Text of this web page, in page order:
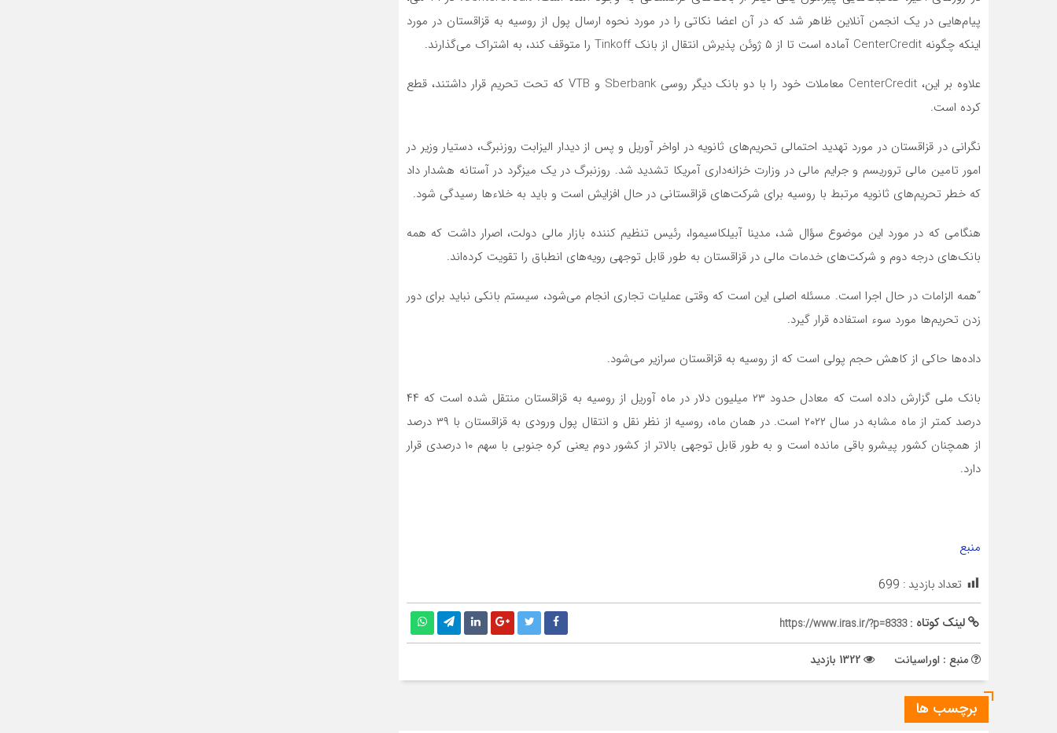
پیام‌هایی در یک انجمن آنلاین ظاهر شد که در آن اعضا نکاتی را در مورد نحوه ارسال پول از روسیه به قزاقستان در مورد
اینکه چگونه CenterCredit آماده است تا از ۵ ژوئن پذیرش انتقال از بانک Tinkoff را متوقف کند، به اشتراک می‌گذارند.
علاوه بر این، CenterCredit معاملات خود را با دو بانک دیگر روسی Sberbank و VTB که تحت تحریم قرار داشتند، قطع
کرده است.
نگرانی در قزاقستان در مورد تهدید احتمالی تحریم‌های ثانویه در اواخر آوریل و پس از دیدار الیزابت روزنبرگ، دستیار وزیر در
امور تامین مالی تروریسم و جرایم مالی در وزارت خزانه‌داری آمریکا تشدید شد. روزنبرگ در یک میزگرد در آستانه هشدار داد
که خطر تحریم‌های ثانویه مرتبط با روسیه برای شرکت‌های قزاقستانی در حال افزایش است و باید به خلاءها رسیدگی شود.
هنگامی که در مورد این موضوع سؤال شد، مدینا آبیلکاسیموا، رئیس تنظیم کننده بازار مالی دولت، اصرار داشت که همه
بانک‌های درجه دوم و شرکت‌های خدمات مالی در قزاقستان به طور قابل توجهی رویه‌های انطباق را تقویت کرده‌اند.
“همه الزامات در حال اجرا است. مسئله اصلی این است که وقتی عملیات تجاری انجام‌ می‌شود، سیستم بانکی نباید برای دور
زدن تحریم‌ها مورد سوء استفاده قرار گیرد.
داده‌ها حاکی از کاهش حجم پولی است که از روسیه به قزاقستان سرازیر‌ می‌شود.
بانک ملی گزارش داده است که معادل حدود ۲۳ میلیون دلار در ماه آوریل از روسیه به قزاقستان منتقل شده است که ۴۴
درصد کمتر از ماه مشابه در سال ۲۰۲۲ است. در همان ماه، روسیه از نظر نقل و انتقال پول ورودی به قزاقستان با ۳۹ درصد
از همچنان کشور پیشرو باقی مانده است و به طور قابل توجهی بالاتر از کشور دوم یعنی کره جنوبی با سهم ۱۰ درصدی قرار
دارد.
منبع
تعداد بازدید : 699
لینک کوتاه :https://www.iras.ir/?p=8333
منبع : اوراسیانت
برچسب ها